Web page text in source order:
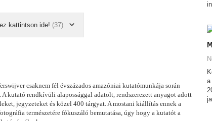
kattintson ide! (37)
csaknem fél évszázados amazóniai kutatómunkája során
kutató rendkívüli alapossággal adatolt, rendszerezett anyagot adott
jegyzeteket és közel 400 tárgyat. A mostani kiállítás ennek a
természetére fókuszáló bemutatása, úgy hogy a kutatót a
a